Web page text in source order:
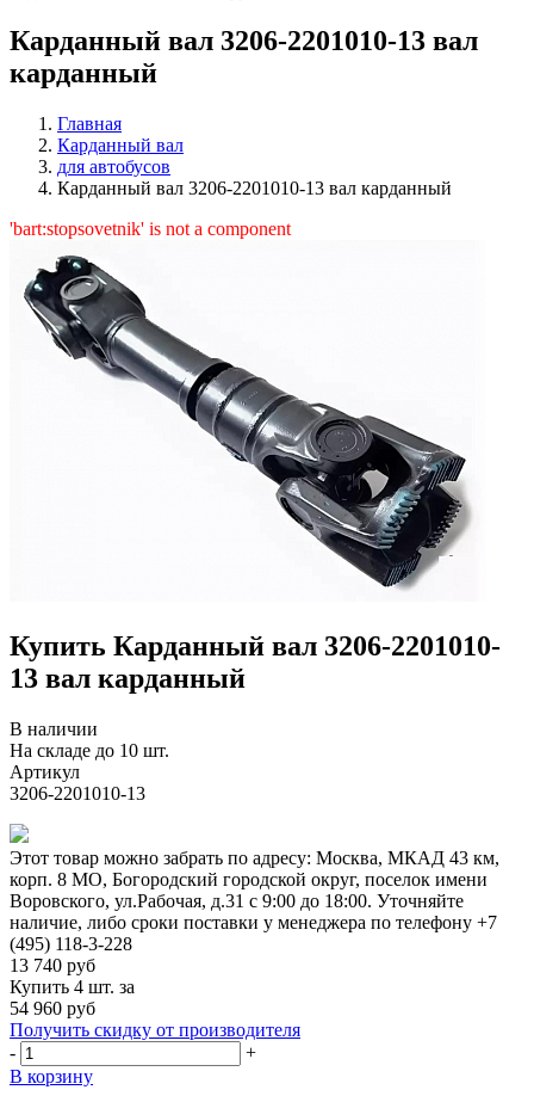
Карданный вал 3206-2201010-13 вал
карданный
Главная
Карданный вал
для автобусов
Карданный вал 3206-2201010-13 вал карданный
'bart:stopsovetnik' is not a component
Купить Карданный вал 3206-2201010-
13 вал карданный
В наличии
На складе до 10 шт.
Артикул
3206-2201010-13
Этот товар можно забрать по адресу: Москва, МКАД 43 км,
корп. 8 МО, Богородский городской округ, поселок имени
Воровского, ул.Рабочая, д.31 с 9:00 до 18:00. Уточняйте
наличие, либо сроки поставки у менеджера по телефону +7
(495) 118-3-228
13 740 руб
Купить 4 шт. за
54 960 руб
Получить скидку от производителя
-
+
В корзину